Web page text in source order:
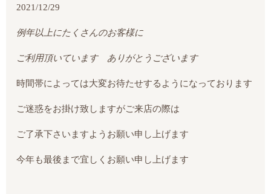
2021/12/29
例年以上にたくさんのお客様に
ご利用頂いています ありがとうございます
時間帯によっては大変お待たせするようになっております
ご迷惑をお掛け致しますがご来店の際は
ご了承下さいますようお願い申し上げます
今年も最後まで宜しくお願い申し上げます